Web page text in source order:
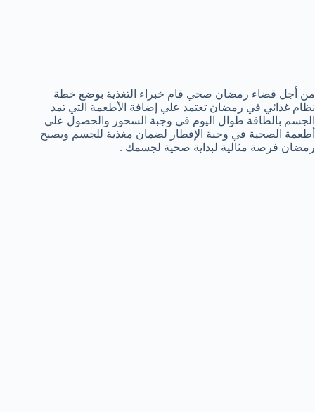
من أجل قضاء رمضان صحي قام خبراء التغذية بوضع خطة
نظام غذائي في رمضان تعتمد علي إضافة الأطعمة التي تمد
الجسم بالطاقة طوال اليوم في وجبة السحور والحصول علي
أطعمة الصحية في وجبة الإفطار لضمان مغذية للجسم ويصبح
رمضان فرصة مثالية لبداية صحية لجسمك .